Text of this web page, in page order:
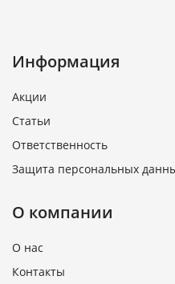
Информация
Акции
Статьи
Ответственность
Защита персональных
О компании
О нас
Контакты